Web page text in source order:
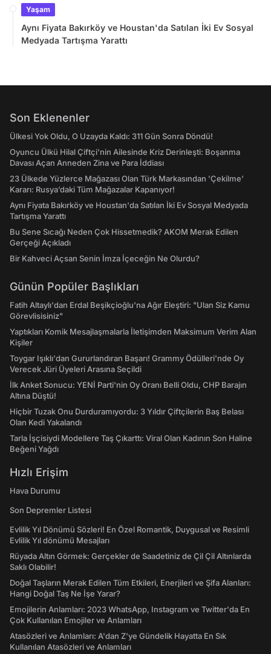
Yaşam
Aynı Fiyata Bakırköy ve Houstan'da Satılan İki Ev Sosyal
Medyada Tartışma Yarattı
Son Eklenenler
Ülkesi Yok Oldu, O Uzayda Kaldı: 311 Gün Sonra Döndü!
Oyuncu Ülkü Hilal Çiftçi'nin Ailesinde Kriz Derinleşti: Boşanma
Davası Açan Anneden Zina ve Para İddiası
23 Ülkede Yüzlerce Mağazası Olan Türk Markasından 'Çekilme'
Kararı: Rusya’daki Tüm Mağazalar Kapanıyor!
Aynı Fiyata Bakırköy ve Houstan'da Satılan İki Ev Sosyal Medyada
Tartışma Yarattı
Bu Sene Sıcağı Neden Çok Hissetmedik? AKOM Merak Edilen
Gerçeği Açıkladı
Bir Kahveci Açsan Senin İmza İçeceğin Ne Olurdu?
Günün Popüler Başlıkları
Fatih Altaylı'dan Erdal Beşikçioğlu'na Ağır Eleştiri: "Ulan Siz Kamu
Görevlisisiniz"
Yaptıkları Komik Mesajlaşmalarla İletişimden Maksimum Verim Alan
Kişiler
Toygar Işıklı'dan Gururlandıran Başarı! Grammy Ödülleri'nde Oy
Verecek Jüri Üyeleri Arasına Seçildi
İlk Anket Sonucu: YENİ Parti'nin Oy Oranı Belli Oldu, CHP Barajın
Altına Düştü!
Hiçbir Tuzak Onu Durduramıyordu: 3 Yıldır Çiftçilerin Baş Belası
Olan Kedi Yakalandı
Tarla İşçisiydi Modellere Taş Çıkarttı: Viral Olan Kadının Son Haline
Beğeni Yağdı
Hızlı Erişim
Hava Durumu
Son Depremler Listesi
Evlilik Yıl Dönümü Sözleri! En Özel Romantik, Duygusal ve Resimli
Evlilik Yıl dönümü Mesajları
Rüyada Altın Görmek: Gerçekler de Saadetiniz de Çil Çil Altınlarda
Saklı Olabilir!
Doğal Taşların Merak Edilen Tüm Etkileri, Enerjileri ve Şifa Alanları:
Hangi Doğal Taş Ne İşe Yarar?
Emojilerin Anlamları: 2023 WhatsApp, Instagram ve Twitter'da En
Çok Kullanılan Emojiler ve Anlamları
Atasözleri ve Anlamları: A'dan Z'ye Gündelik Hayatta En Sık
Kullanılan Atasözleri ve Anlamları